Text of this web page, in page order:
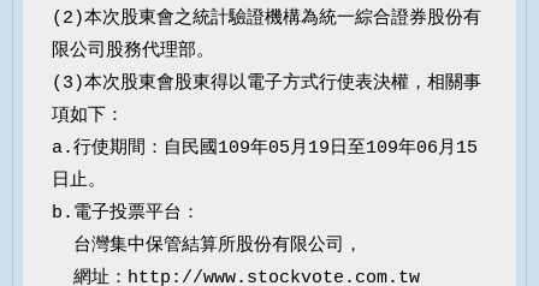
(2)本次股東會之統計驗證機構為統一綜合證券股份有
限公司股務代理部。
(3)本次股東會股東得以電子方式行使表決權，相關事
項如下：
a.行使期間：自民國109年05月19日至109年06月15
日止。
b.電子投票平台：